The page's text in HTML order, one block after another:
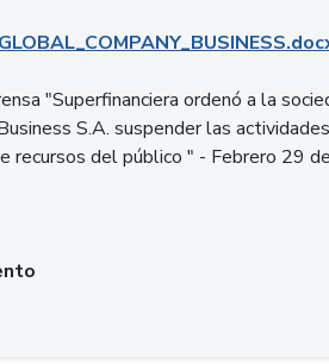
"Superfinanciera ordenó a la
S.A. suspender las
recursos del público " - Febrero 29